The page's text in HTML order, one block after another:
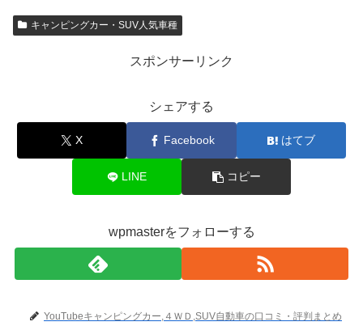
キャンピングカー・SUV人気車種
スポンサーリンク
シェアする
X Facebook はてブ
LINE コピー
wpmasterをフォローする
YouTubeキャンピングカー,４ＷＤ,SUV自動車の口コミ・評判まとめ